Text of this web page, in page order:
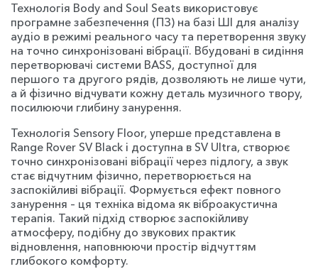
Технологія Body and Soul Seats використовує
програмне забезпечення (ПЗ) на базі ШІ для аналізу
аудіо в режимі реального часу та перетворення звуку
на точно синхронізовані вібрації. Вбудовані в сидіння
перетворювачі системи BASS, доступної для
першого та другого рядів, дозволяють не лише чути,
а й фізично відчувати кожну деталь музичного твору,
посилюючи глибину занурення.
Технологія Sensory Floor, уперше представлена в
Range Rover SV Black і доступна в SV Ultra, створює
точно синхронізовані вібрації через підлогу, а звук
стає відчутним фізично, перетворюється на
заспокійливі вібрації. Формується ефект повного
занурення – ця техніка відома як віброакустична
терапія. Такий підхід створює заспокійливу
атмосферу, подібну до звукових практик
відновлення, наповнюючи простір відчуттям
глибокого комфорту.